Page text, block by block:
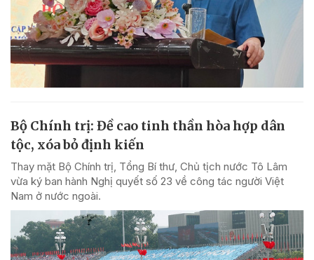
Bộ Chính trị: Đề cao tinh thần hòa hợp dân
tộc, xóa bỏ định kiến
Thay mặt Bộ Chính trị, Tổng Bí thư, Chủ tịch nước Tô Lâm
vừa ký ban hành Nghị quyết số 23 về công tác người Việt
Nam ở nước ngoài.